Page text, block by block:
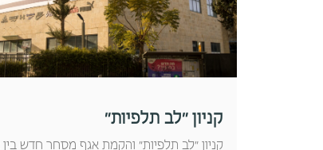
קניון ״לב תלפיות״